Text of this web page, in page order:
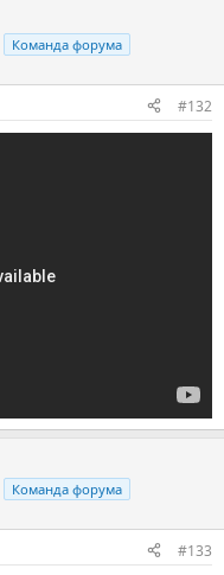
Команда форума
#132
Команда форума
#133